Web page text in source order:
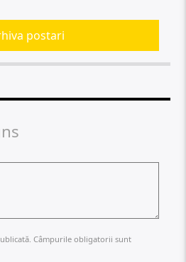
postari
Câmpurile obligatorii sunt